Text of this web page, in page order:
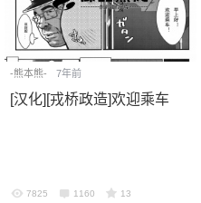
-熊本熊- 7年前
[汉化][戎桥政造]欢迎乘车
7825 1160 13